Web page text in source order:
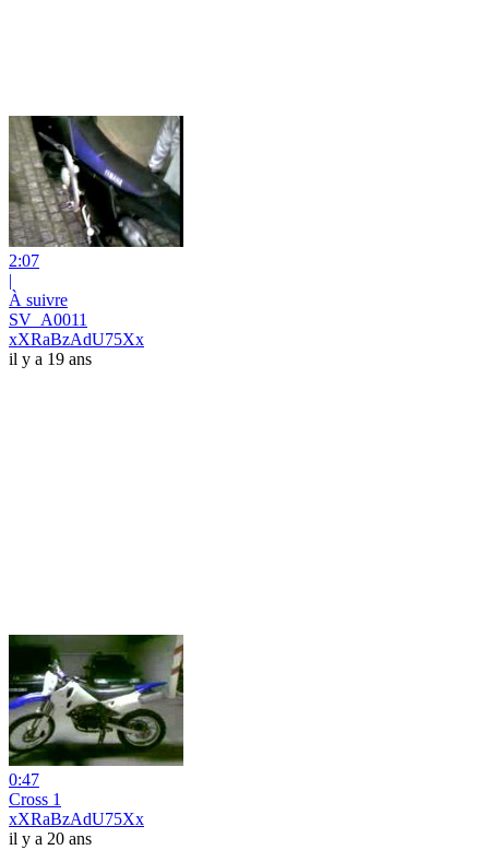
2:07
|
À suivre
SV_A0011
xXRaBzAdU75Xx
il y a 19 ans
0:47
Cross 1
xXRaBzAdU75Xx
il y a 20 ans